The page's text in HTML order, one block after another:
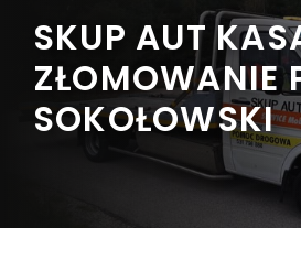
SKUP AUT
ZŁOMOWANIE
SOKOŁOWSKI